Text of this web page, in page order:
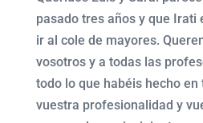
pasado tres años y que Irati
ir al cole de mayores.
vosotros y a todas las
todo lo que habéis hecho
vuestra profesionalidad y